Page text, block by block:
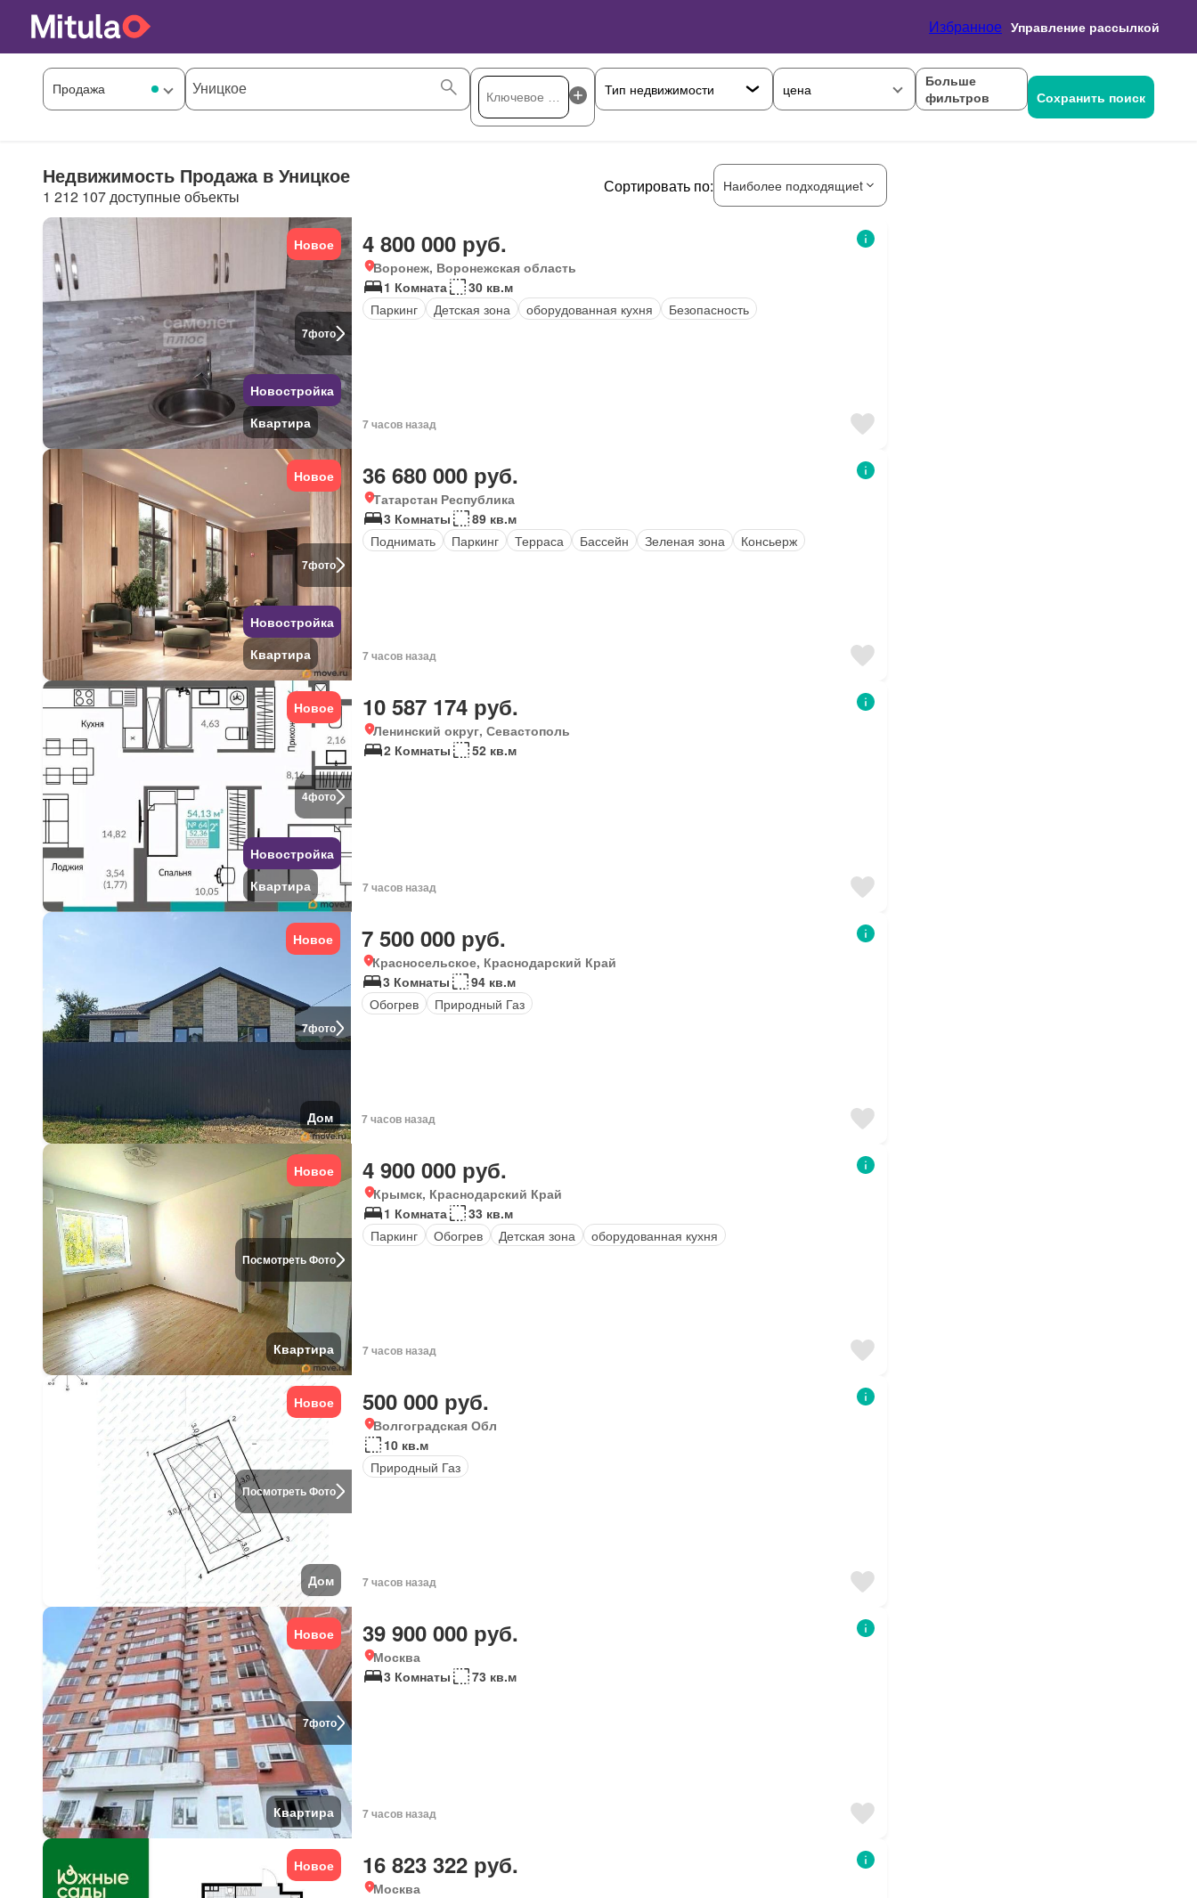
Избранное Управление рассылкой
цена
Больше
фильтров
Сохранить поиск
Недвижимость Продажа в Уницкое
1 212 107 доступные объекты
Сортировать по: Наиболее подходящиеt
7фото
Новое
Новостройка
Квартира
4 800 000 руб.
Воронеж, Воронежская область
1 Комната
30 кв.м
Паркинг
Детская зона оборудованная кухня Безопасность
7 часов назад
7фото
Новое
Новостройка
Квартира
36 680 000 руб.
Татарстан Республика
3 Комнаты
89 кв.м
Поднимать
Паркинг Терраса Бассейн Зеленая зона Консьерж
7 часов назад
4фото
Новое
Новостройка
Квартира
10 587 174 руб.
Ленинский округ, Севастополь
2 Комнаты
52 кв.м
7 часов назад
7фото
Новое
Дом
7 500 000 руб.
Красносельское, Краснодарский Край
3 Комнаты
94 кв.м
Обогрев
Природный Газ
7 часов назад
Посмотреть Фото
Новое
Квартира
4 900 000 руб.
Крымск, Краснодарский Край
1 Комната
33 кв.м
Паркинг
Обогрев Детская зона оборудованная кухня
7 часов назад
Посмотреть Фото
Новое
Дом
500 000 руб.
Волгоградская Обл
10 кв.м
Природный Газ
7 часов назад
7фото
Новое
Квартира
39 900 000 руб.
Москва
3 Комнаты
73 кв.м
7 часов назад
Новое 16 823 322 руб.
Москва